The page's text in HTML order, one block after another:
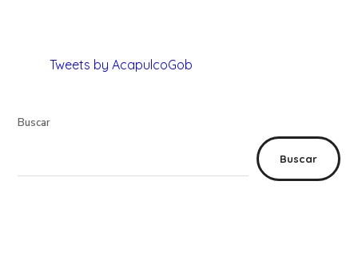
Tweets by AcapulcoGob
Buscar
Buscar